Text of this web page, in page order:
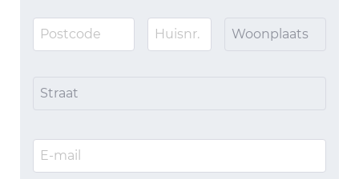
Woonplaats
Straat